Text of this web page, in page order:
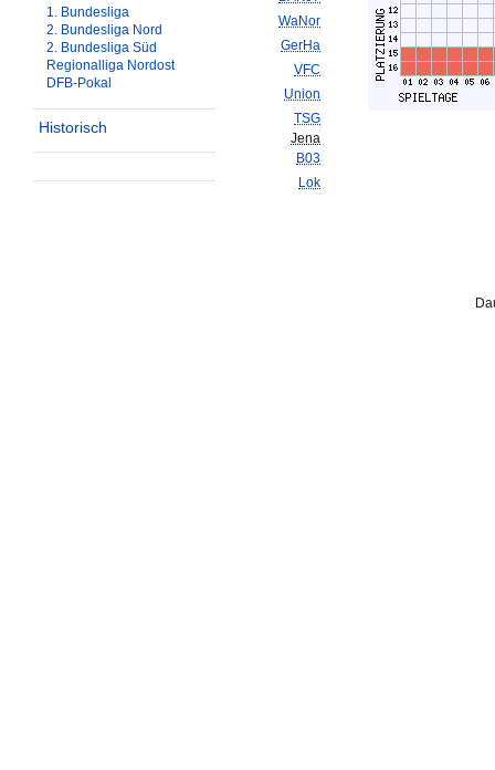
1. Bundesliga
2. Bundesliga Nord
2. Bundesliga Süd
Regionalliga Nordost
DFB-Pokal
Historisch
WaNor
GerHa
VFC
Union
TSG
Jena
B03
Lok